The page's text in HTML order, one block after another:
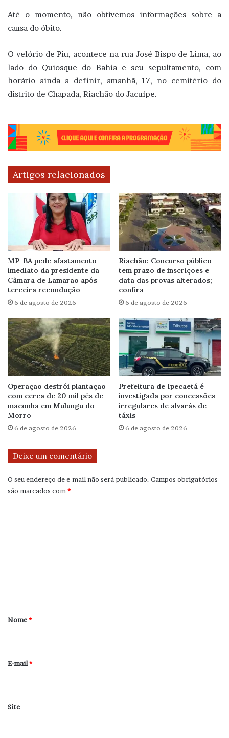
Até o momento, não obtivemos informações sobre a
causa do óbito.
O velório de Piu, acontece na rua José Bispo de Lima, ao
lado do Quiosque do Bahia e seu sepultamento, com
horário ainda a definir, amanhã, 17, no cemitério do
distrito de Chapada, Riachão do Jacuípe.
Artigos relacionados
MP-BA pede afastamento
imediato da presidente da
Câmara de Lamarão após
terceira recondução
6 de agosto de 2026
Riachão: Concurso público
tem prazo de inscrições e
data das provas alterados;
confira
6 de agosto de 2026
Operação destrói plantação
com cerca de 20 mil pés de
maconha em Mulungu do
Morro
6 de agosto de 2026
Prefeitura de Ipecaetá é
investigada por concessões
irregulares de alvarás de
táxis
6 de agosto de 2026
Deixe um comentário
O seu endereço de e-mail não será publicado. Campos obrigatórios
são marcados com *
r
*
Nome*
E-mail*
Site